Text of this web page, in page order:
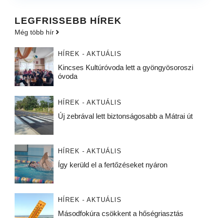
LEGFRISSEBB HÍREK
Még több hír
HÍREK - AKTUÁLIS
Kincses Kultúróvoda lett a gyöngyösoroszi
óvoda
HÍREK - AKTUÁLIS
Új zebrával lett biztonságosabb a Mátrai út
HÍREK - AKTUÁLIS
Így kerüld el a fertőzéseket nyáron
HÍREK - AKTUÁLIS
Másodfokúra csökkent a hőségriasztás